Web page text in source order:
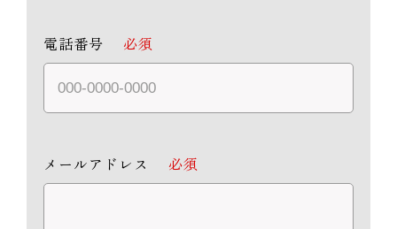
電話番号 必須
メールアドレス 必須